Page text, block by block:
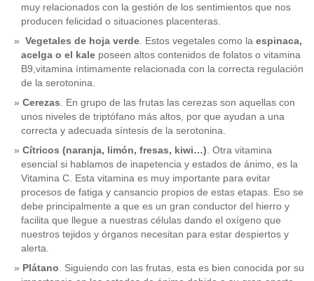
muy relacionados con la gestión de los sentimientos que nos
producen felicidad o situaciones placenteras.
Vegetales de hoja verde. Estos vegetales como la espinaca,
acelga o el kale poseen altos contenidos de folatos o vitamina
B9,vitamina íntimamente relacionada con la correcta regulación
de la serotonina.
Cerezas. En grupo de las frutas las cerezas son aquellas con
unos niveles de triptófano más altos, por que ayudan a una
correcta y adecuada síntesis de la serotonina.
Cítricos (naranja, limón, fresas, kiwi…). Otra vitamina
esencial si hablamos de inapetencia y estados de ánimo, es la
Vitamina C. Esta vitamina es muy importante para evitar
procesos de fatiga y cansancio propios de estas etapas. Eso se
debe principalmente a que es un gran conductor del hierro y
facilita que llegue a nuestras células dando el oxígeno que
nuestros tejidos y órganos necesitan para estar despiertos y
alerta.
Plátano. Siguiendo con las frutas, esta es bien conocida por su